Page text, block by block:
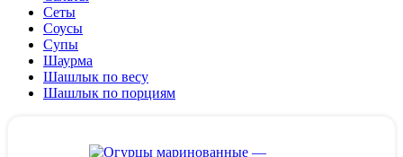
Сеты
Соусы
Супы
Шаурма
Шашлык по весу
Шашлык по порциям